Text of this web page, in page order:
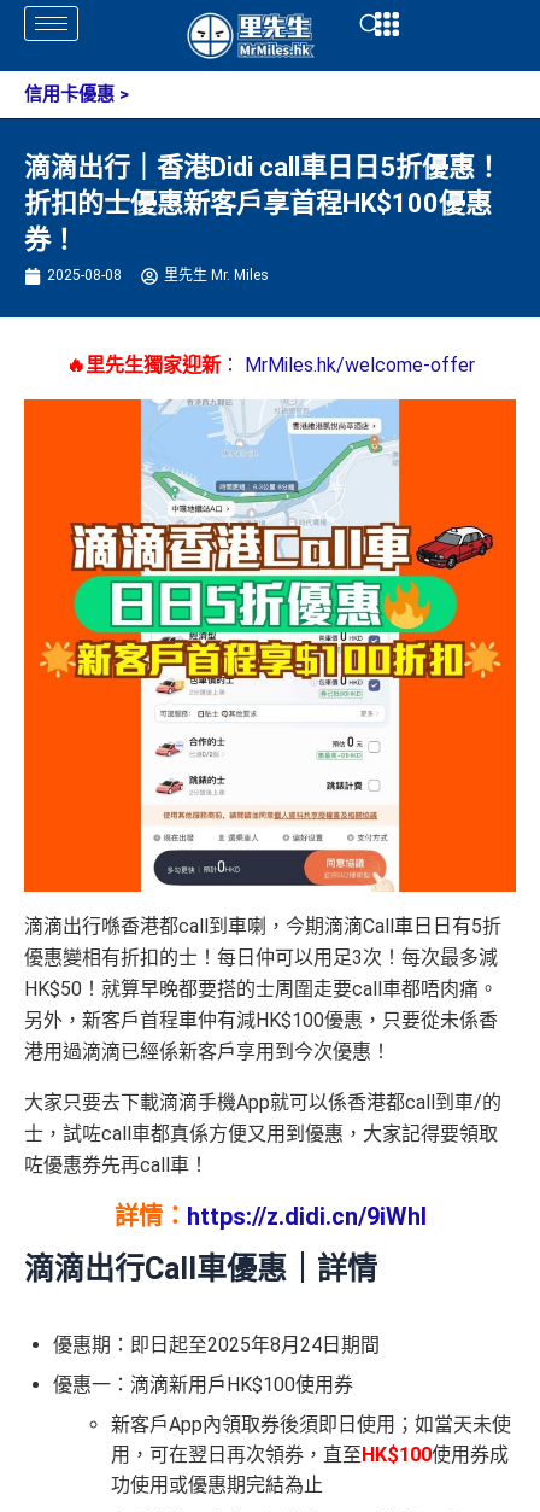
Skip
content
Open
信用卡優惠 >
滴滴出行｜香港Didi call車日日5折優惠！
折扣的士優惠新客戶享首程HK$100優惠
券！
2025-08-08 里先生 Mr. Miles
🔥里先生獨家迎新： MrMiles.hk/welcome-offer
滴滴出行喺香港都call到車喇，今期滴滴Call車日日有5折
優惠變相有折扣的士！每日仲可以用足3次！每次最多減
HK$50！就算早晚都要搭的士周圍走要call車都唔肉痛。
另外，新客戶首程車仲有減HK$100優惠， 只要從未係香
港用過滴滴已經係新客戶享用到今次優惠！
大家只要去下載滴滴手機App就可以係香港都call到車/的
士，試咗call車都真係方便又用到優惠，大家記得要領取
咗優惠券先再call車！
詳情： https://z.didi.cn/9iWhl
滴滴出行Call車優惠｜詳情
優惠期：即日起至2025年8月24日期間
優惠一：滴滴新用戶HK$100使用券
新客戶App內領取券後須即日使用；如當天未使
用，可在翌日再次領券，直至 HK$100使用券成
功使用或優惠期完結為止